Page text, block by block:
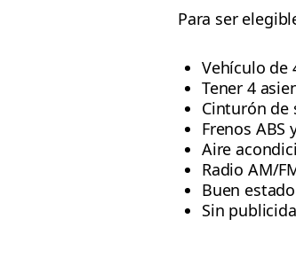
Para ser
Vehículo de
Tener 4
Cinturón de
Frenos ABS
Aire
Radio AM/
Buen
Sin